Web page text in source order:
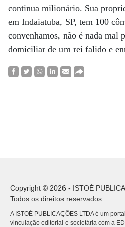
continua milionário. Sua
em Indaiatuba, SP, tem 100
convenhamos, não é nada mal
domiciliar de um rei falido e
Copyright © 2026 - ISTOÉ
Todos os direitos reservados.
A ISTOÉ PUBLICAÇÕES LTDA é um
vinculação editorial e societária com a